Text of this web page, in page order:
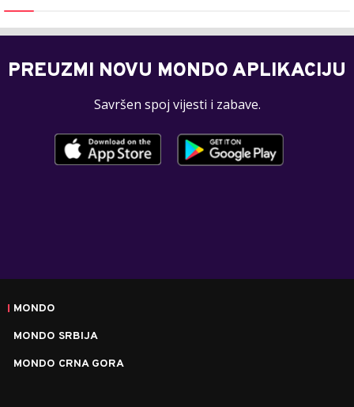
PREUZMI NOVU MONDO APLIKACIJU
Savršen spoj vijesti i zabave.
MONDO
MONDO SRBIJA
MONDO CRNA GORA